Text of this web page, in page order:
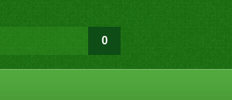
0